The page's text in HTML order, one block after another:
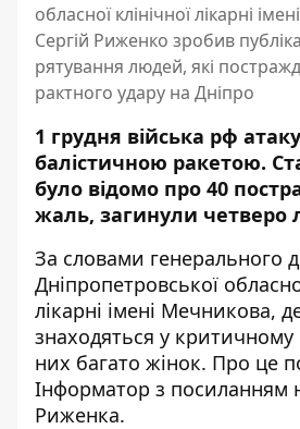
обласної клінічної лікарні
Сергій Риженко зробив
рятування людей, які
рактного удару на Дніпро
1 грудня війська рф
балістичною ракетою.
було відомо про 40
жаль, загинули четверо
За словами генерального
Дніпропетровської
лікарні імені Мечникова,
знаходяться у критичному
них багато жінок. Про це
Інформатор з посиланням
Риженка.